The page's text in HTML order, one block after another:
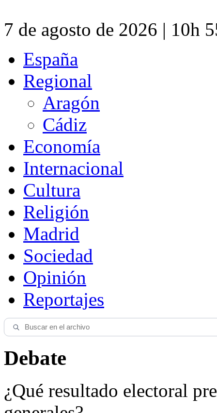
7 de agosto de 2026 | 10h
España
Regional
Aragón
Cádiz
Economía
Internacional
Cultura
Religión
Madrid
Sociedad
Opinión
Reportajes
Debate
¿Qué resultado electoral